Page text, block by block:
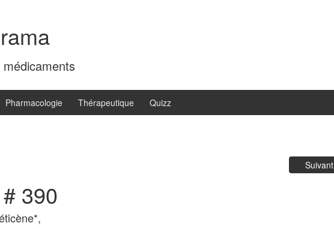
Pharmacologie Thérapeutique Quizz
Suivant
390